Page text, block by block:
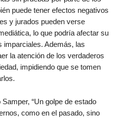
puede tener efectos negativos
y jurados pueden verse
lo que podría afectar su
imparciales. Además, las
la atención de los verdaderos
impidiendo que se tomen
“Un golpe de estado
como en el pasado, sino